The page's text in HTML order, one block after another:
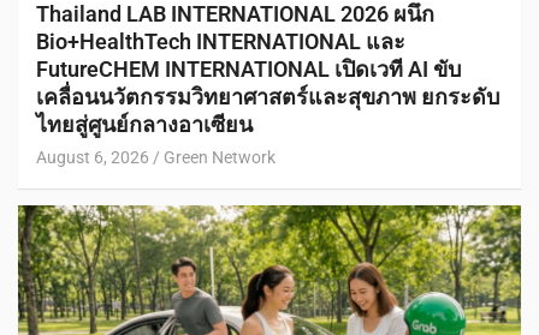
Thailand LAB INTERNATIONAL 2026 ผนึก
Bio+HealthTech INTERNATIONAL และ
FutureCHEM INTERNATIONAL เปิดเวที AI ขับ
เคลื่อนนวัตกรรมวิทยาศาสตร์และสุขภาพ ยกระดับ
ไทยสู่ศูนย์กลางอาเซียน
August 6, 2026 Green Network